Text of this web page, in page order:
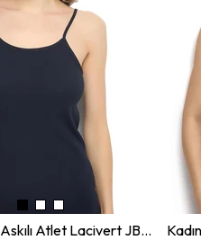
Kadın 6'lı İp Askılı Atlet Lacivert JBR583.0006